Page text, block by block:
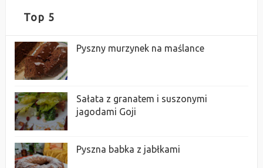
Top 5
Pyszny murzynek na maślance
Sałata z granatem i suszonymi
jagodami Goji
Pyszna babka z jabłkami